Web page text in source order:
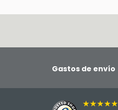
Gastos de envío
★★★★★